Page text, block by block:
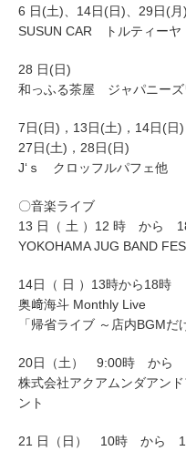
6 日(土)、14日(日)、29日(月)
SUSUN CAR トルティーヤ
28 日(日)
和っふる茶屋 ジャパニーズ
7日(日)，13日(土)，14日(日
27日(土)，28日(日)
J‘ｓ クロッフルパフェ他
〇音楽ライブ
13 日（ 土 ）12 時 から
YOKOHAMA JUG BAND
14日（ 日 ）13時から18時
奥﨑海斗 Monthly Live
「帰省ライブ ～店内BGMだ
20日（土） 9:00時 から
株式会社アクアムンダアン
ント
21 日（日） 10時 から